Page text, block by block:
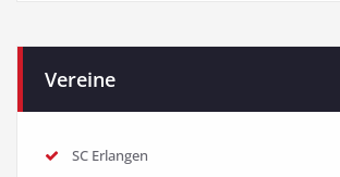
Vereine
SC Erlangen